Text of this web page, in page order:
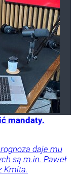
mandaty.
daje mu
są m.in. Paweł
Kmita.